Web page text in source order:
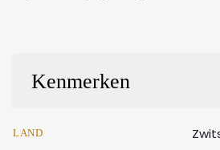
Kenmerken
LAND